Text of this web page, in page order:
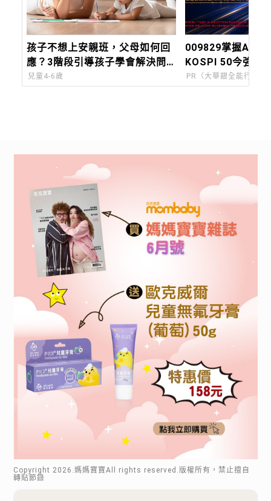
孩子不想上安親班，父母如何回
應？3階段引導孩子學會解決問
題，養成更獨立自主的孩子！
兒童4-6歲
009829掌握AI關
KOSPI 50今強勢
PR（大華銀全能行銷方
Copyright 2026 .媽媽寶寶All rights reserved.版權所有，禁止擅自
轉貼節錄